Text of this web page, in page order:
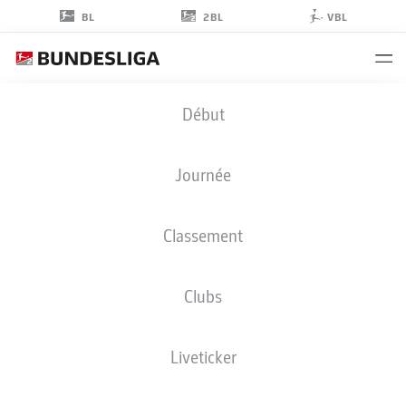
BL 2BL VBL
Début
Journée
Classement
Clubs
Liveticker